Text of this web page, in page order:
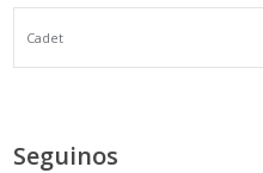
Seguinos